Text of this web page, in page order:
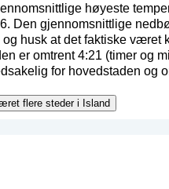
høyeste
Den gjennomsnittlige
husk at det faktiske været
er omtrent 4:21 (timer og
for hovedstaden og
flere steder i Island